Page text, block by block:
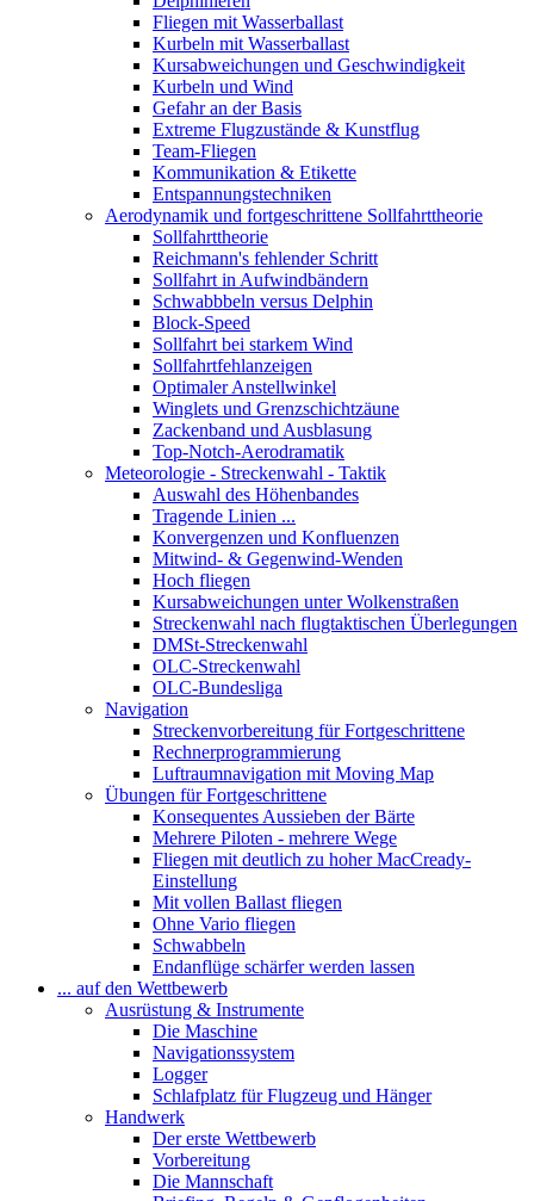
Fliegen mit Wasserballast
Kurbeln mit Wasserballast
Kursabweichungen und Geschwindigkeit
Kurbeln und Wind
Gefahr an der Basis
Extreme Flugzustände & Kunstflug
Team-Fliegen
Kommunikation & Etikette
Entspannungstechniken
Aerodynamik und fortgeschrittene Sollfahrttheorie
Sollfahrttheorie
Reichmann's fehlender Schritt
Sollfahrt in Aufwindbändern
Schwabbbeln versus Delphin
Block-Speed
Sollfahrt bei starkem Wind
Sollfahrtfehlanzeigen
Optimaler Anstellwinkel
Winglets und Grenzschichtzäune
Zackenband und Ausblasung
Top-Notch-Aerodramatik
Meteorologie - Streckenwahl - Taktik
Auswahl des Höhenbandes
Tragende Linien ...
Konvergenzen und Konfluenzen
Mitwind- & Gegenwind-Wenden
Hoch fliegen
Kursabweichungen unter Wolkenstraßen
Streckenwahl nach flugtaktischen Überlegungen
DMSt-Streckenwahl
OLC-Streckenwahl
OLC-Bundesliga
Navigation
Streckenvorbereitung für Fortgeschrittene
Rechnerprogrammierung
Luftraumnavigation mit Moving Map
Übungen für Fortgeschrittene
Konsequentes Aussieben der Bärte
Mehrere Piloten - mehrere Wege
Fliegen mit deutlich zu hoher MacCready-
Einstellung
Mit vollen Ballast fliegen
Ohne Vario fliegen
Schwabbeln
Endanflüge schärfer werden lassen
... auf den Wettbewerb
Ausrüstung & Instrumente
Die Maschine
Navigationssystem
Logger
Schlafplatz für Flugzeug und Hänger
Handwerk
Der erste Wettbewerb
Vorbereitung
Die Mannschaft